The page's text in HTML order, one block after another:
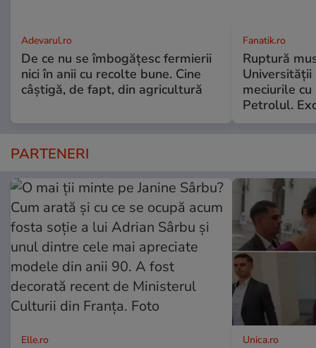
Adevarul.ro
De ce nu se îmbogățesc fermierii
nici în anii cu recolte bune. Cine
câștigă, de fapt, din agricultură
Fanatik.ro
Ruptură
Universității
meciurile cu
Petrolul.
PARTENERI
Elle.ro Unica.ro